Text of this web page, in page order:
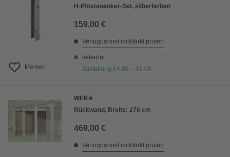
Merken
H-Pfostenanker-Set, silberfarben
159,00 €
Verfügbarkeit im Markt prüfen
lieferbar
Zustellung 14.09. - 16.09.
WEKA
Rückwand, Breite: 270 cm
469,00 €
Verfügbarkeit im Markt prüfen